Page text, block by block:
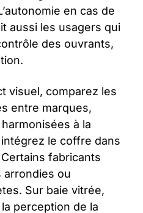
en cas de
aussi les usagers qui
des ouvrants,
visuel, comparez les
entre marques,
à la
le coffre dans
fabricants
arrondies ou
Sur baie vitrée,
perception de la